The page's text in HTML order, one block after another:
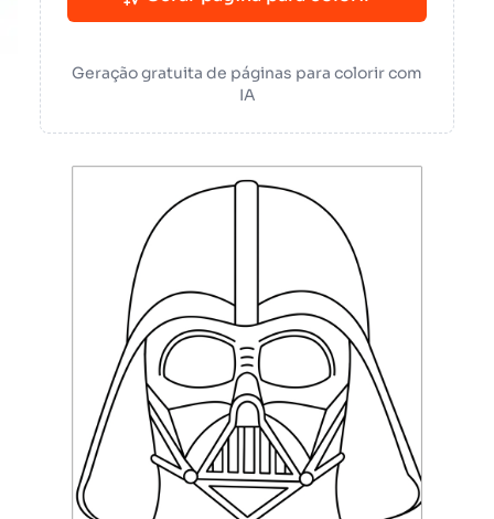
Geração gratuita de páginas para colorir com
IA